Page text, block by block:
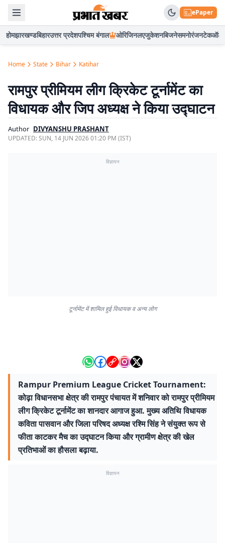
ePaper
होमझारखण्डबिहारउत्तर प्रदेशपश्चिम बंगाल ओरिजिनलएजुकेशनबिजनेसमनोरंजनटेकऑटो
Home State Bihar Katihar
रामपुर प्रीमियम लीग क्रिकेट टूर्नामेंट का
विधायक और जिप अध्यक्ष ने किया उद्घाटन
Author DIVYANSHU PRASHANT
UPDATED:SUN, 14 JUN 2026 01:20 PM (IST)
विज्ञापन
टूर्नामेंट में शामिल हुई विधायक व अन्य लोग
Rampur Premium League Cricket Tournament:
कोढ़ा विधानसभा क्षेत्र की रामपुर पंचायत में शनिवार को रामपुर प्रीमियम
लीग क्रिकेट टूर्नामेंट का शानदार आगाज हुआ. मुख्य अतिथि विधायक
कविता पासवान और जिला परिषद अध्यक्ष रश्मि सिंह ने संयुक्त रूप से
फीता काटकर मैच का उद्घाटन किया और ग्रामीण क्षेत्र की खेल
प्रतिभाओं का हौसला बढ़ाया.
विज्ञापन